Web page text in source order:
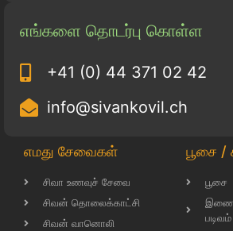
எங்களை தொடர்பு கொள்ள
+41 (0) 44 371 02 42
info@sivankovil.ch
எமது சேவைகள்
சிவா உணவுச் சேவை
சிவன் தொலைக்காட்சி
சிவன் வானொலி
பூசை /
பூசை
இணைய
படிவம்